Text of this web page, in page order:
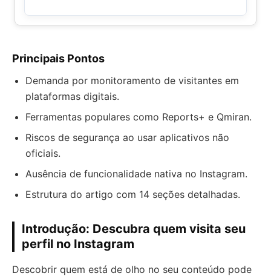
Principais Pontos
Demanda por monitoramento de visitantes em
plataformas digitais.
Ferramentas populares como Reports+ e Qmiran.
Riscos de segurança ao usar aplicativos não
oficiais.
Ausência de funcionalidade nativa no Instagram.
Estrutura do artigo com 14 seções detalhadas.
Introdução: Descubra quem visita seu
perfil no Instagram
Descobrir quem está de olho no seu conteúdo pode